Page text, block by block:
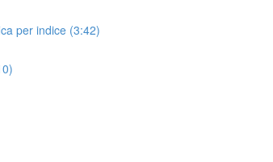
per indice (3:42)